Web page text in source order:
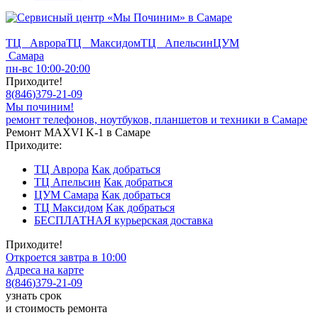
ТЦ АврораТЦ МаксидомТЦ АпельсинЦУМ
Самара
пн-вс 10:00-20:00
Приходите!
8(846)379-21-09
Мы починим!
ремонт телефонов, ноутбуков, планшетов и техники в Самаре
Ремонт MAXVI K-1 в Самаре
Приходите:
ТЦ Аврора Как добраться
ТЦ Апельсин Как добраться
ЦУМ Самара Как добраться
ТЦ Максидом Как добраться
БЕСПЛАТНАЯ курьерская доставка
Приходите!
Откроется завтра в 10:00
Адреса на карте
8(846)379-21-09
узнать срок
и стоимость ремонта